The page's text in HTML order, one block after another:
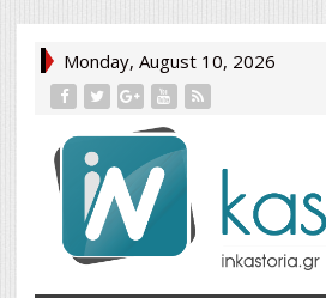
Monday, August 10, 2026